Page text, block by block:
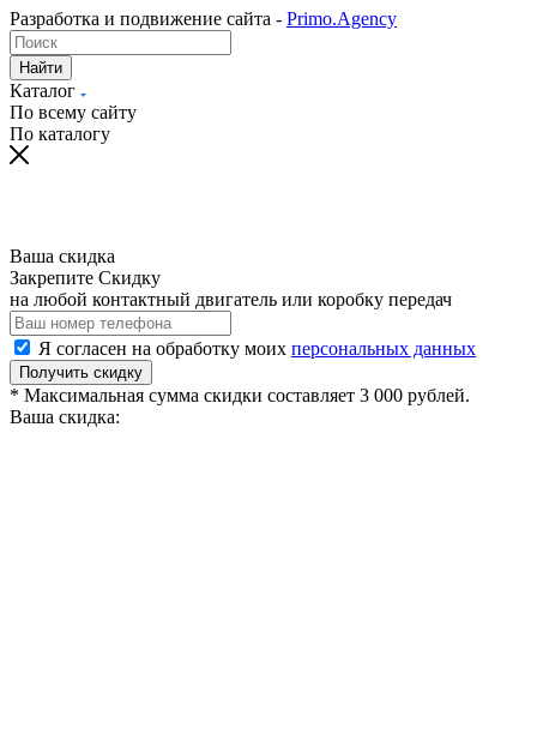
Разработка и подвижение сайта - Primo.Agency
Найти
Каталог
По всему сайту
По каталогу
Ваша скидка
Закрепите Скидку
на любой контактный двигатель или коробку передач
Я согласен на обработку моих персональных данных
Получить скидку
* Максимальная сумма скидки составляет 3 000 рублей.
Ваша скидка: